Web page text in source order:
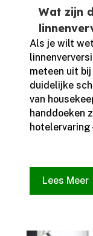
Wat zijn
Als je wilt
meteen uit
duidelijke
van
handdoeken
hotelervaring
Lees Meer